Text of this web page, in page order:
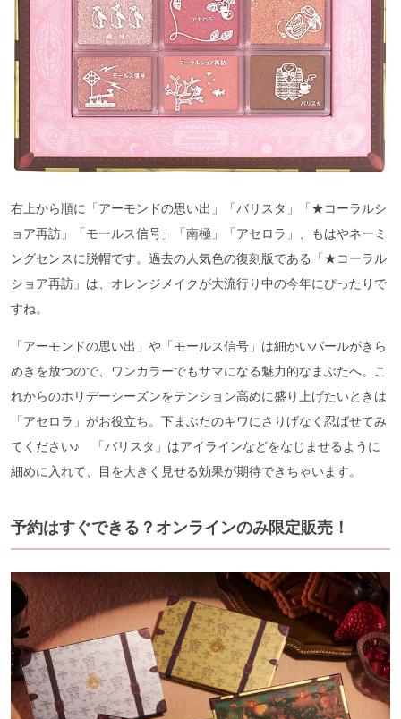
右上から順に「アーモンドの思い出」「バリスタ」「★コーラルシ
ョア再訪」「モールス信号」「南極」「アセロラ」、もはやネーミ
ングセンスに脱帽です。過去の人気色の復刻版である「★コーラル
ショア再訪」は、オレンジメイクが大流行り中の今年にぴったりで
すね。
「アーモンドの思い出」や「モールス信号」は細かいパールがきら
めきを放つので、ワンカラーでもサマになる魅力的なまぶたへ。こ
れからのホリデーシーズンをテンション高めに盛り上げたいときは
「アセロラ」がお役立ち。下まぶたのキワにさりげなく忍ばせてみ
てください♪ 「バリスタ」はアイラインなどをなじませるように
細めに入れて、目を大きく見せる効果が期待できちゃいます。
予約はすぐできる？オンラインのみ限定販売！